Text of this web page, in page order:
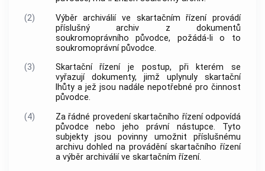
(2)
Výběr archiváliíve skartačním řízení provádí
příslušný archiv z dokumentů
soukromoprávníhopůvodce, požádá-li o to
soukromoprávnípůvodce.
(3)
Skartační řízení je postup, při kterém se
vyřazují dokumenty, jimž uplynuly skartační
lhůtya jež jsou nadále nepotřebné pro činnost
původce.
(4)
Za řádné provedení skartačního řízení odpovídá
původce nebo jeho právní nástupce. Tyto
subjekty jsou povinny umožnit příslušnému
archivu dohled na provádění skartačního řízení
a výběr archiváliíve skartačním řízení.